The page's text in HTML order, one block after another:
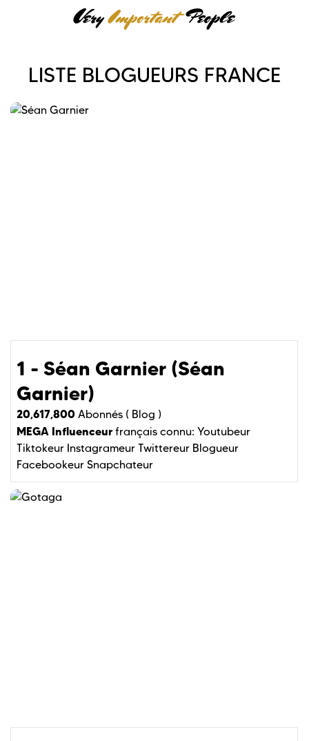
LISTE BLOGUEURS FRANCE
1 - Séan Garnier (Séan
Garnier)
20,617,800 Abonnés ( Blog )
MEGA Influenceur français connu: Youtubeur
Tiktokeur Instagrameur Twittereur Blogueur
Facebookeur Snapchateur